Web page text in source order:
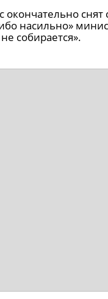
окончательно снят
насильно»
собирается».